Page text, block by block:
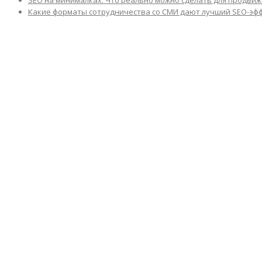
Какие форматы сотрудничества со СМИ дают лучший SEO-